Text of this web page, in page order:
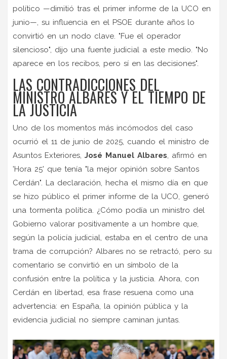
político —dimitió tras el primer informe de la UCO en
junio—, su influencia en el PSOE durante años lo
convirtió en un nodo clave. "Fue el operador
silencioso", dijo una fuente judicial a este medio. "No
aparece en los recibos, pero sí en las decisiones".
LAS CONTRADICCIONES DEL
MINISTRO ALBARES Y EL TIEMPO DE
LA JUSTICIA
Uno de los momentos más incómodos del caso
ocurrió el 11 de junio de 2025, cuando el ministro de
Asuntos Exteriores, José Manuel Albares, afirmó en
'Hora 25' que tenía "la mejor opinión sobre Santos
Cerdán". La declaración, hecha el mismo día en que
se hizo público el primer informe de la UCO, generó
una tormenta política. ¿Cómo podía un ministro del
Gobierno valorar positivamente a un hombre que,
según la policía judicial, estaba en el centro de una
trama de corrupción? Albares no se retractó, pero su
comentario se convirtió en un símbolo de la
confusión entre la política y la justicia. Ahora, con
Cerdán en libertad, esa frase resuena como una
advertencia: en España, la opinión pública y la
evidencia judicial no siempre caminan juntas.